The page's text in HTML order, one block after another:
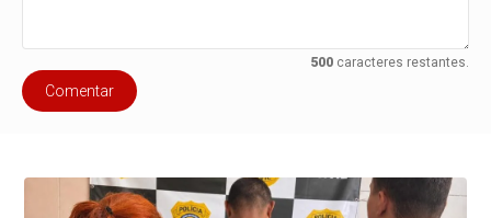
500caracteres restantes.
Comentar